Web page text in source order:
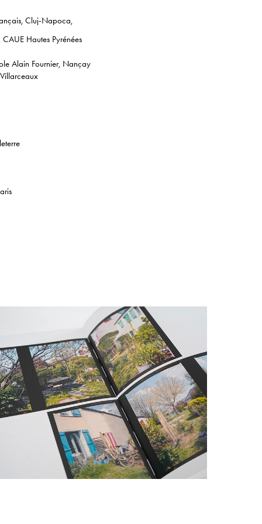
Cluj-Napoca,
Hautes Pyrénées
Alain Fournier, Nançay
Publications